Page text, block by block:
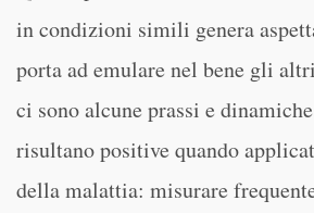
in condizioni simili genera
porta ad emulare nel bene gli
ci sono alcune prassi e
risultano positive quando
della malattia: misurare